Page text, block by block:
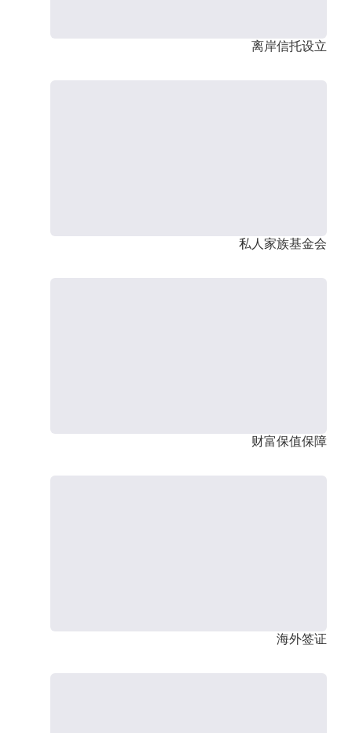
离岸信托设立
私人家族基金会
财富保值保障
海外签证